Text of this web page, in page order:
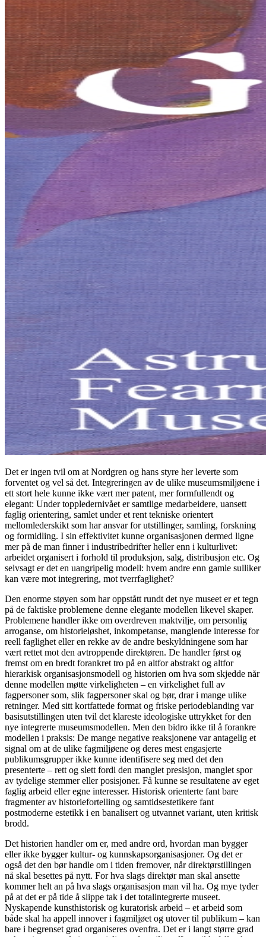
Det er ingen tvil om at Nordgren og hans styre her leverte som
forventet og vel så det. Integreringen av de ulike museumsmiljøene i
ett stort hele kunne ikke vært mer patent, mer formfullendt og
elegant: Under toppledernivået er samtlige medarbeidere, uansett
faglig orientering, samlet under et rent tekniske orientert
mellomlederskikt som har ansvar for utstillinger, samling, forskning
og formidling. I sin effektivitet kunne organisasjonen dermed ligne
mer på de man finner i industribedrifter heller enn i kulturlivet:
arbeidet organisert i forhold til produksjon, salg, distribusjon etc. Og
selvsagt er det en uangripelig modell: hvem andre enn gamle sulliker
kan være mot integrering, mot tverrfaglighet?
Den enorme støyen som har oppstått rundt det nye museet er et tegn
på de faktiske problemene denne elegante modellen likevel skaper.
Problemene handler ikke om overdreven maktvilje, om personlig
arroganse, om historieløshet, inkompetanse, manglende interesse for
reell faglighet eller en rekke av de andre beskyldningene som har
vært rettet mot den avtroppende direktøren. De handler først og
fremst om en bredt forankret tro på en altfor abstrakt og altfor
hierarkisk organisasjonsmodell og historien om hva som skjedde når
denne modellen møtte virkeligheten – en virkelighet full av
fagpersoner som, slik fagpersoner skal og bør, drar i mange ulike
retninger. Med sitt kortfattede format og friske periodeblanding var
basisutstillingen uten tvil det klareste ideologiske uttrykket for den
nye integrerte museumsmodellen. Men den bidro ikke til å forankre
modellen i praksis: De mange negative reaksjonene var antagelig et
signal om at de ulike fagmiljøene og deres mest engasjerte
publikumsgrupper ikke kunne identifisere seg med det den
presenterte – rett og slett fordi den manglet presisjon, manglet spor
av tydelige stemmer eller posisjoner. Få kunne se resultatene av eget
faglig arbeid eller egne interesser. Historisk orienterte fant bare
fragmenter av historiefortelling og samtidsestetikere fant
postmoderne estetikk i en banalisert og utvannet variant, uten kritisk
brodd.
Det historien handler om er, med andre ord, hvordan man bygger
eller ikke bygger kultur- og kunnskapsorganisasjoner. Og det er
også det den bør handle om i tiden fremover, når direktørstillingen
nå skal besettes på nytt. For hva slags direktør man skal ansette
kommer helt an på hva slags organisasjon man vil ha. Og mye tyder
på at det er på tide å slippe tak i det totalintegrerte museet.
Nyskapende kunsthistorisk og kuratorisk arbeid – et arbeid som
både skal ha appell innover i fagmiljøet og utover til publikum – kan
bare i begrenset grad organiseres ovenfra. Det er i langt større grad